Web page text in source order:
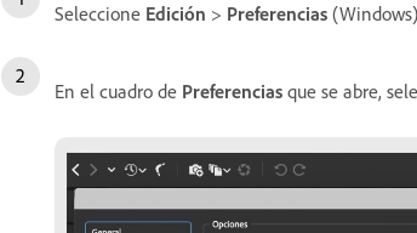
Seleccione Edición > Preferencias
En el cuadro de Preferencias que se abre,